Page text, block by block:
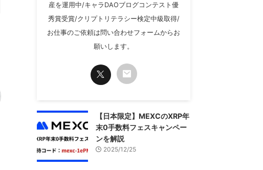
産を運用中/キャラDAOブログコンテスト優
秀賞受賞/クリプトリテラシー検定中級取得/
お仕事のご依頼は問い合わせフォームからお
願いします。
【日本限定】MEXCのXRP年
末0手数料フェスキャンペー
ンを解説
2025/12/25